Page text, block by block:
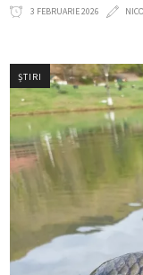
3 FEBRUARIE 2026
ȘTIRI